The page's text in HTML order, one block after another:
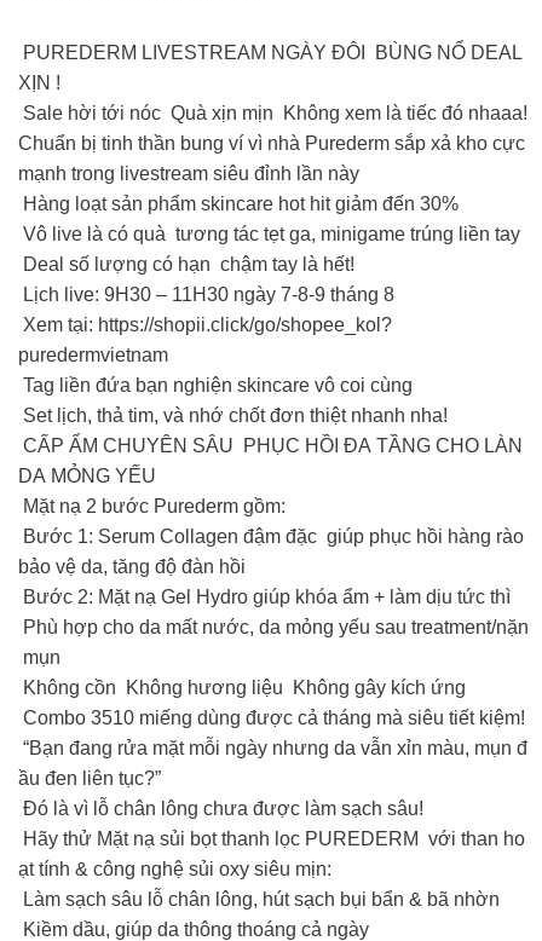
PUREDERM LIVESTREAM NGÀY ĐÔI BÙNG NỔ DEAL
XỊN !
Sale hời tới nóc Quà xịn mịn Không xem là tiếc đó nhaaa!
Chuẩn bị tinh thần bung ví vì nhà Purederm sắp xả kho cực
mạnh trong livestream siêu đỉnh lần này
Hàng loạt sản phẩm skincare hot hit giảm đến 30%
Vô live là có quà tương tác tẹt ga, minigame trúng liền tay
Deal số lượng có hạn chậm tay là hết!
Lịch live: 9H30 – 11H30 ngày 7-8-9 tháng 8
Xem tại: https://shopii.click/go/shopee_kol?
puredermvietnam
Tag liền đứa bạn nghiện skincare vô coi cùng
Set lịch, thả tim, và nhớ chốt đơn thiệt nhanh nha!
‍️ CẤP ẨM CHUYÊN SÂU PHỤC HỒI ĐA TẦNG CHO LÀN
DA MỎNG YẾU
Mặt nạ 2 bước Purederm gồm:
Bước 1: Serum Collagen đậm đặc giúp phục hồi hàng rào
bảo vệ da, tăng độ đàn hồi
Bước 2: Mặt nạ Gel Hydro giúp khóa ẩm + làm dịu tức thì
Phù hợp cho da mất nước, da mỏng yếu sau treatment/nặn
mụn
Không cồn Không hương liệu Không gây kích ứng
Combo 3510 miếng dùng được cả tháng mà siêu tiết kiệm!
“Bạn đang rửa mặt mỗi ngày nhưng da vẫn xỉn màu, mụn đ
ầu đen liên tục?”
Đó là vì lỗ chân lông chưa được làm sạch sâu!
Hãy thử Mặt nạ sủi bọt thanh lọc PUREDERM với than ho
ạt tính & công nghệ sủi oxy siêu mịn:
️ Làm sạch sâu lỗ chân lông, hút sạch bụi bẩn & bã nhờn
️ Kiềm dầu, giúp da thông thoáng cả ngày